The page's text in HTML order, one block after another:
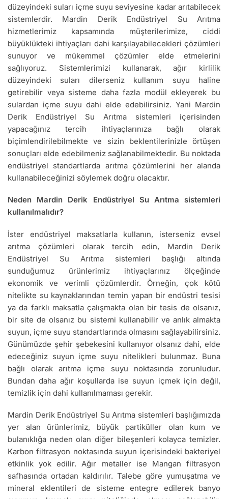
düzeyindeki suları içme suyu seviyesine kadar arıtabilecek
sistemlerdir. Mardin Derik Endüstriyel Su Arıtma
hizmetlerimiz kapsamında müşterilerimize, ciddi
büyüklükteki ihtiyaçları dahi karşılayabilecekleri çözümleri
sunuyor ve mükemmel çözümler elde etmelerini
sağlıyoruz. Sistemlerimizi kullanarak, ağır kirlilik
düzeyindeki suları dilerseniz kullanım suyu haline
getirebilir veya sisteme daha fazla modül ekleyerek bu
sulardan içme suyu dahi elde edebilirsiniz. Yani Mardin
Derik Endüstriyel Su Arıtma sistemleri içerisinden
yapacağınız tercih ihtiyaçlarınıza bağlı olarak
biçimlendirilebilmekte ve sizin beklentilerinizle örtüşen
sonuçları elde edebilmeniz sağlanabilmektedir. Bu noktada
endüstriyel standartlarda arıtma çözümlerini her alanda
kullanabileceğinizi söylemek doğru olacaktır.
Neden Mardin Derik Endüstriyel Su Arıtma sistemleri
kullanılmalıdır?
İster endüstriyel maksatlarla kullanın, isterseniz evsel
arıtma çözümleri olarak tercih edin, Mardin Derik
Endüstriyel Su Arıtma sistemleri başlığı altında
sunduğumuz ürünlerimiz ihtiyaçlarınız ölçeğinde
ekonomik ve verimli çözümlerdir. Örneğin, çok kötü
nitelikte su kaynaklarından temin yapan bir endüstri tesisi
ya da farklı maksatla çalışmakta olan bir tesis de olsanız,
bir site de olsanız bu sistemi kullanabilir ve anlık almakta
suyun, içme suyu standartlarında olmasını sağlayabilirsiniz.
Günümüzde şehir şebekesini kullanıyor olsanız dahi, elde
edeceğiniz suyun içme suyu nitelikleri bulunmaz. Buna
bağlı olarak arıtma içme suyu noktasında zorunludur.
Bundan daha ağır koşullarda ise suyun içmek için değil,
temizlik için dahi kullanılmaması gerekir.
Mardin Derik Endüstriyel Su Arıtma sistemleri başlığımızda
yer alan ürünlerimiz, büyük partiküller olan kum ve
bulanıklığa neden olan diğer bileşenleri kolayca temizler.
Karbon filtrasyon noktasında suyun içerisindeki bakteriyel
etkinlik yok edilir. Ağır metaller ise Mangan filtrasyon
safhasında ortadan kaldırılır. Talebe göre yumuşatma ve
mineral eklentileri de sisteme entegre edilerek banyo